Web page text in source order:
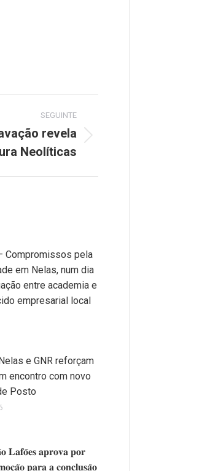
SEGUINTE
revela
Neolíticas
Compromissos pela
em Nelas, num dia
entre academia e
empresarial local
e GNR reforçam
encontro com novo
Posto
𝐋𝐚𝐟𝐨̃𝐞𝐬 𝐚𝐩𝐫𝐨𝐯𝐚 𝐩𝐨𝐫
𝐩𝐚𝐫𝐚 𝐚 𝐜𝐨𝐧𝐜𝐥𝐮𝐬𝐚̃𝐨